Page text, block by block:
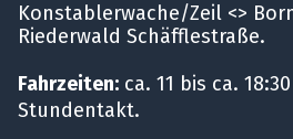
Konstablerwache/Zeil <>
Riederwald Schäfflestraße.
Fahrzeiten:ca. 11 bis ca.
Stundentakt.